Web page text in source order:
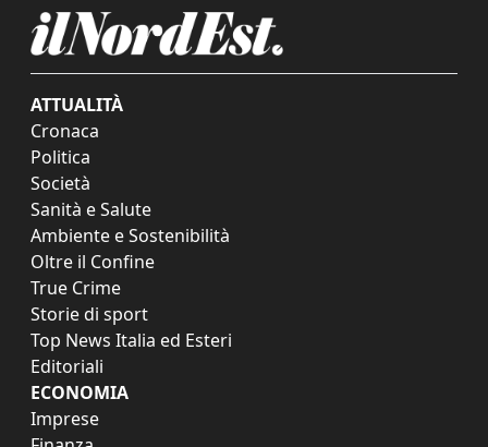
ATTUALITÀ
Cronaca
Politica
Società
Sanità e Salute
Ambiente e Sostenibilità
Oltre il Confine
True Crime
Storie di sport
Top News Italia ed Esteri
Editoriali
ECONOMIA
Imprese